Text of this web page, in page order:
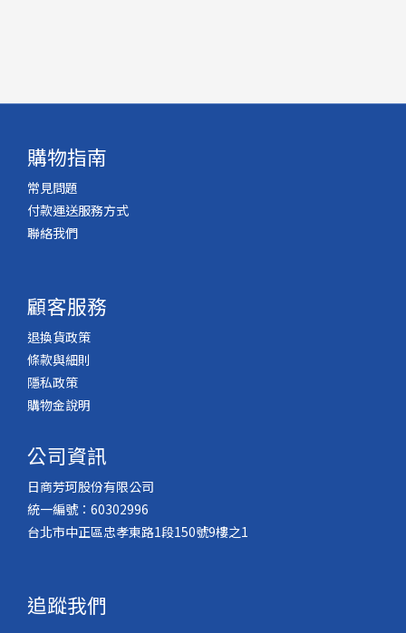
購物指南
常見問題
付款運送服務方式
聯絡我們
顧客服務
退換貨政策
條款與細則
隱私政策
購物金說明
公司資訊
日商芳珂股份有限公司
統一編號：60302996
台北市中正區忠孝東路1段150號9樓之1
追蹤我們